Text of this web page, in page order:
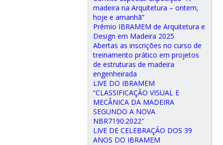
madeira na Arquitetura – ontem,
hoje e amanhã”
Prêmio IBRAMEM de Arquitetura e
Design em Madeira 2025
Abertas as inscrições no curso de
treinamento prático em projetos
de estruturas de madeira
engenheirada
LIVE DO IBRAMEM
“CLASSIFICAÇÃO VISUAL E
MECÂNICA DA MADEIRA
SEGUNDO A NOVA
NBR7190:2022″
LIVE DE CELEBRAÇÃO DOS 39
ANOS DO IBRAMEM